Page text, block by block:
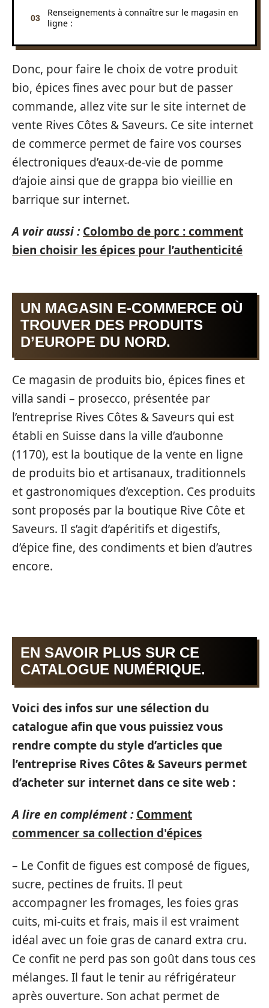
Renseignements à connaître sur le magasin en
ligne :
Donc, pour faire le choix de votre produit
bio, épices fines avec pour but de passer
commande, allez vite sur le site internet de
vente Rives Côtes & Saveurs. Ce site internet
de commerce permet de faire vos courses
électroniques d’eaux-de-vie de pomme
d’ajoie ainsi que de grappa bio vieillie en
barrique sur internet.
A voir aussi : Colombo de porc : comment
bien choisir les épices pour l’authenticité
UN MAGASIN E-COMMERCE OÙ
TROUVER DES PRODUITS
D’EUROPE DU NORD.
Ce magasin de produits bio, épices fines et
villa sandi – prosecco, présentée par
l’entreprise Rives Côtes & Saveurs qui est
établi en Suisse dans la ville d’aubonne
(1170), est la boutique de la vente en ligne
de produits bio et artisanaux, traditionnels
et gastronomiques d’exception. Ces produits
sont proposés par la boutique Rive Côte et
Saveurs. Il s’agit d’apéritifs et digestifs,
d’épice fine, des condiments et bien d’autres
encore.
EN SAVOIR PLUS SUR CE
CATALOGUE NUMÉRIQUE.
Voici des infos sur une sélection du
catalogue afin que vous puissiez vous
rendre compte du style d’articles que
l’entreprise Rives Côtes & Saveurs permet
d’acheter sur internet dans ce site web :
A lire en complément : Comment
commencer sa collection d'épices
– Le Confit de figues est composé de figues,
sucre, pectines de fruits. Il peut
accompagner les fromages, les foies gras
cuits, mi-cuits et frais, mais il est vraiment
idéal avec un foie gras de canard extra cru.
Ce confit ne perd pas son goût dans tous ces
mélanges. Il faut le tenir au réfrigérateur
après ouverture. Son achat permet de